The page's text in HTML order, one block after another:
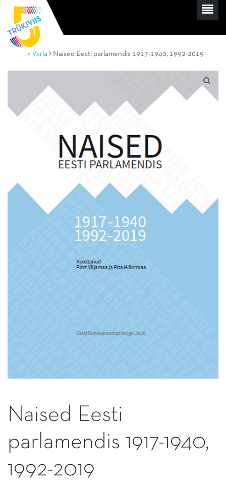
Varia Naised Eesti parlamendis 1917-1940, 1992-2019
Naised Eesti
parlamendis 1917-1940,
1992-2019